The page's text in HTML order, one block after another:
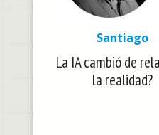
Santiago
La IA cambió de
la realidad?